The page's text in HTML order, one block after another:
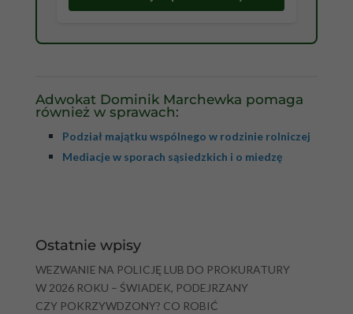
Adwokat Dominik Marchewka pomaga
również w sprawach:
Podział majątku wspólnego w rodzinie rolniczej
Mediacje w sporach sąsiedzkich i o miedzę
Ostatnie wpisy
WEZWANIE NA POLICJĘ LUB DO PROKURATURY
W 2026 ROKU – ŚWIADEK, PODEJRZANY
CZY POKRZYWDZONY? CO ROBIĆ